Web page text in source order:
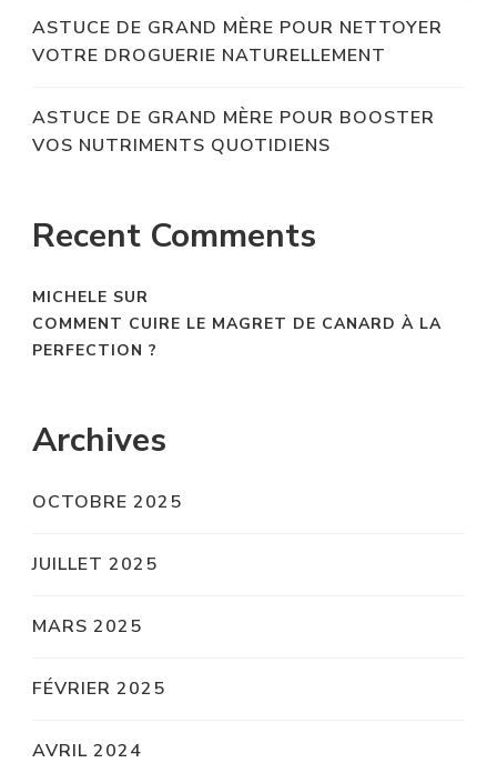
ASTUCE DE GRAND MÈRE POUR NETTOYER
VOTRE DROGUERIE NATURELLEMENT
ASTUCE DE GRAND MÈRE POUR BOOSTER
VOS NUTRIMENTS QUOTIDIENS
Recent Comments
MICHELE SUR
COMMENT CUIRE LE MAGRET DE CANARD À LA
PERFECTION ?
Archives
OCTOBRE 2025
JUILLET 2025
MARS 2025
FÉVRIER 2025
AVRIL 2024